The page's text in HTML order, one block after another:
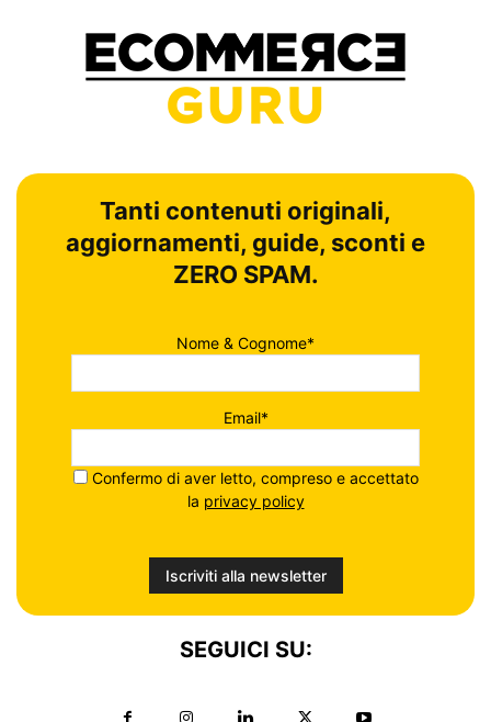
Tanti contenuti originali,
aggiornamenti, guide, sconti e
ZERO SPAM.
Nome & Cognome*
Email*
Confermo di aver letto, compreso e accettato
la privacy policy
SEGUICI SU: